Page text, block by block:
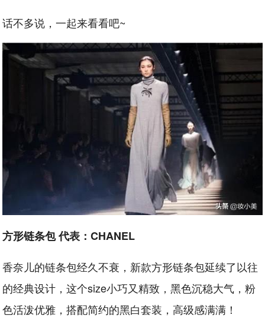
话不多说，一起来看看吧~
方形链条包 代表：CHANEL
香奈儿的链条包经久不衰，新款方形链条包延续了以往
的经典设计，这个size小巧又精致，黑色沉稳大气，粉
色活泼优雅，搭配简约的黑白套装，高级感满满！